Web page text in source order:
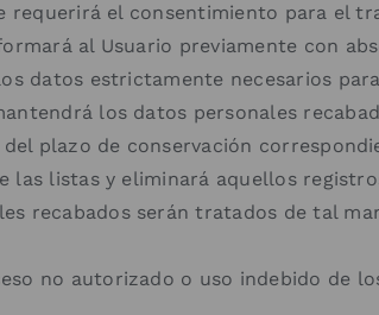
el consentimiento para el
al Usuario previamente con
datos estrictamente necesarios
los datos personales
plazo de conservación
las listas y eliminará aquellos
recabados serán tratados de tal
no autorizado o uso indebido de